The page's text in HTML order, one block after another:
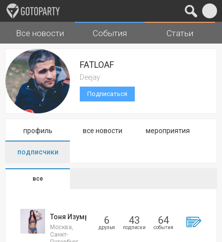
Города Музыка
Все новости События Статьи
FATLOAF
Deejay
Подписаться
профиль все новости мероприятия
подписчики
все
6
друзья
43
подписки
64
события
Тоня Изумрудова
Москва,
Санкт-